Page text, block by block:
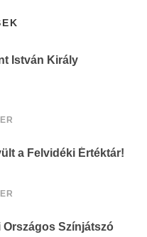
István Király
a Felvidéki Értéktár!
Színjátszó